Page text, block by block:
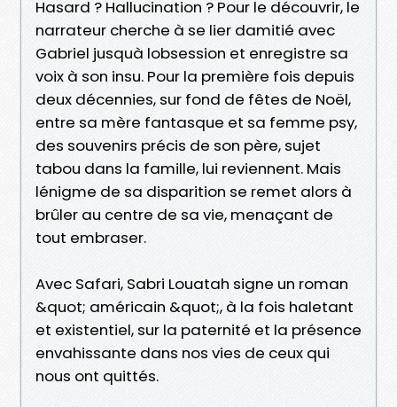
Hasard ? Hallucination ? Pour le découvrir, le
narrateur cherche à se lier damitié avec
Gabriel jusquà lobsession et enregistre sa
voix à son insu. Pour la première fois depuis
deux décennies, sur fond de fêtes de Noël,
entre sa mère fantasque et sa femme psy,
des souvenirs précis de son père, sujet
tabou dans la famille, lui reviennent. Mais
lénigme de sa disparition se remet alors à
brûler au centre de sa vie, menaçant de
tout embraser.
Avec Safari, Sabri Louatah signe un roman
&quot; américain &quot;, à la fois haletant
et existentiel, sur la paternité et la présence
envahissante dans nos vies de ceux qui
nous ont quittés.